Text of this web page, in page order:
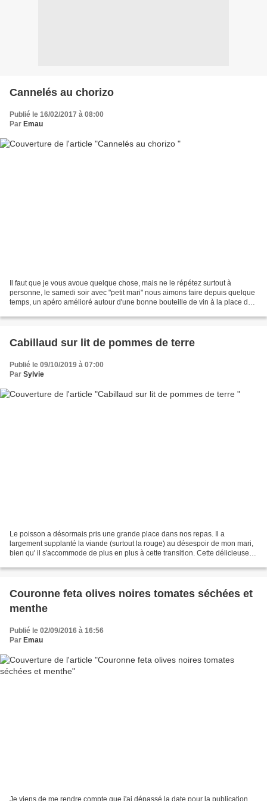
Cannelés au chorizo
Publié le 16/02/2017 à 08:00
Par Emau
Il faut que je vous avoue quelque chose, mais ne le répétez surtout à
personne, le samedi soir avec "petit mari" nous aimons faire depuis quelque
temps, un apéro amélioré autour d'une bonne bouteille de vin à la place du
Cabillaud sur lit de pommes de terre
Publié le 09/10/2019 à 07:00
Par Sylvie
Le poisson a désormais pris une grande place dans nos repas. Il a
largement supplanté la viande (surtout la rouge) au désespoir de mon mari,
bien qu' il s'accommode de plus en plus à cette transition. Cette délicieuse
Couronne feta olives noires tomates séchées et
menthe
Publié le 02/09/2016 à 16:56
Par Emau
Je viens de me rendre compte que j'ai dépassé la date pour la publication